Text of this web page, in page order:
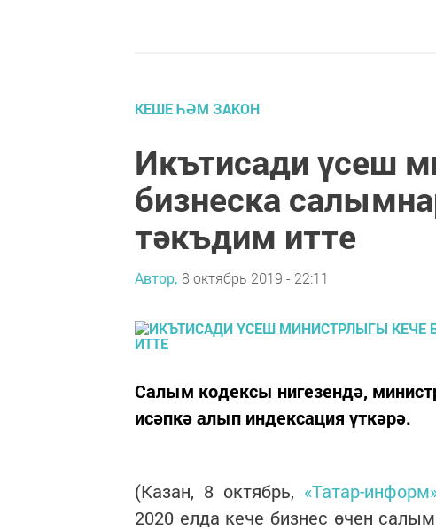
КЕШЕ ҺӘМ ЗАКОН
Икътисади үсеш
бизнеска
тәкъдим итте
Автор, 8 октябрь 2019 - 22:11
Салым кодексы нигезендә,
исәпкә алып индексация үткәрә.
(Казан, 8 октябрь, «Татар-
2020 елда кече бизнес өчен